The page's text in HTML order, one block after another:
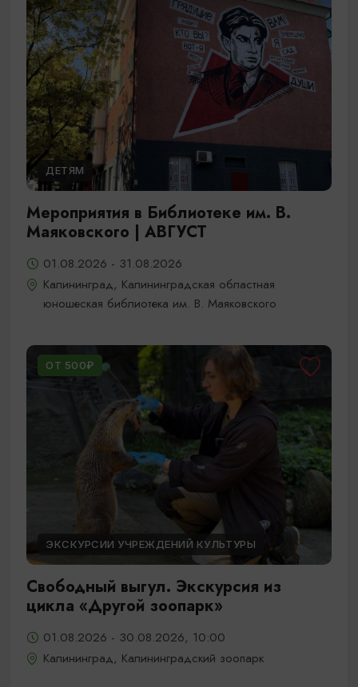
ДЕТЯМ
Мероприятия в Библиотеке им. В.
Маяковского | АВГУСТ
01.08.2026 - 31.08.2026
Калининград, Калининградская областная
юношеская библиотека им. В. Маяковского
ОТ 500₽
ЭКСКУРСИИ УЧРЕЖДЕНИЙ КУЛЬТУРЫ
Свободный выгул. Экскурсия из
цикла «Другой зоопарк»
01.08.2026 - 30.08.2026, 10:00
Калининград, Калининградский зоопарк